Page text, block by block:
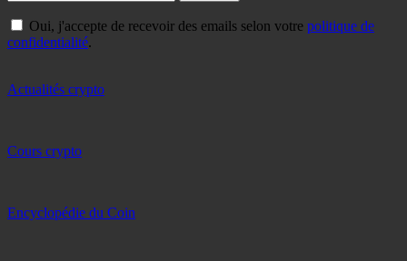
Oui, j'accepte de recevoir des emails selon votre politique de
confidentialité.
Actualités crypto
Cours crypto
Encyclopédie du Coin